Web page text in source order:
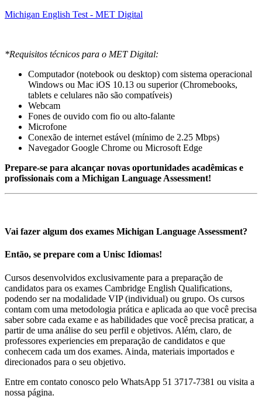
Michigan English Test - MET Digital
*Requisitos técnicos para o MET Digital:
Computador (notebook ou desktop) com sistema operacional
Windows ou Mac iOS 10.13 ou superior (Chromebooks,
tablets e celulares não são compatíveis)
Webcam
Fones de ouvido com fio ou alto-falante
Microfone
Conexão de internet estável (mínimo de 2.25 Mbps)
Navegador Google Chrome ou Microsoft Edge
Prepare-se para alcançar novas oportunidades acadêmicas e
profissionais com a Michigan Language Assessment!
Vai fazer algum dos exames Michigan Language Assessment?
Então, se prepare com a Unisc Idiomas!
Cursos desenvolvidos exclusivamente para a preparação de
candidatos para os exames Cambridge English Qualifications,
podendo ser na modalidade VIP (individual) ou grupo. Os cursos
contam com uma metodologia prática e aplicada ao que você precisa
saber sobre cada exame e as habilidades que você precisa praticar, a
partir de uma análise do seu perfil e objetivos. Além, claro, de
professores experiencies em preparação de candidatos e que
conhecem cada um dos exames. Ainda, materiais importados e
direcionados para o seu objetivo.
Entre em contato conosco pelo WhatsApp 51 3717-7381 ou visita a
nossa página.